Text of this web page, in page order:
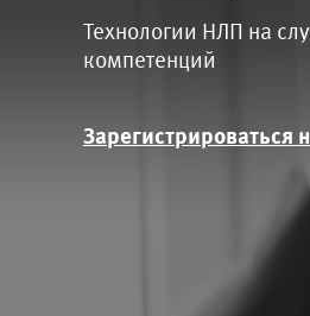
Технологии НЛП на
компетенций
Зарегистрироваться